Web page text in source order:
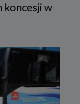
koncesji w